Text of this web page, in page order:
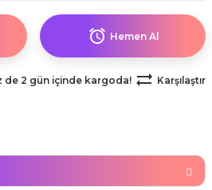
Hemen Al
de 2 gün içinde kargoda! Karşılaştır